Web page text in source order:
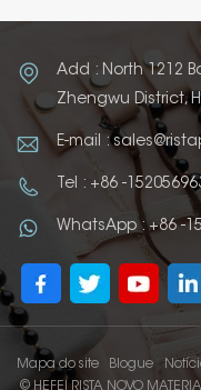
Add : North 1212
Zhengwu District,
E-mail :
Tel : +86 -
WhatsApp : +86 -
Mapa do site Blogue
© HEFEI RISTA NOVO